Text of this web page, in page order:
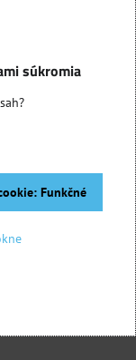
súkromia
Funkčné